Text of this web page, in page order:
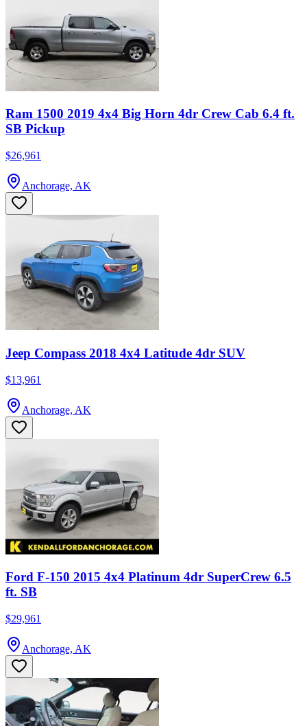
Ram 1500 2019 4x4 Big Horn 4dr Crew Cab 6.4 ft.
SB Pickup
$26,961
Anchorage, AK
Jeep Compass 2018 4x4 Latitude 4dr SUV
$13,961
Anchorage, AK
Ford F-150 2015 4x4 Platinum 4dr SuperCrew 6.5
ft. SB
$29,961
Anchorage, AK